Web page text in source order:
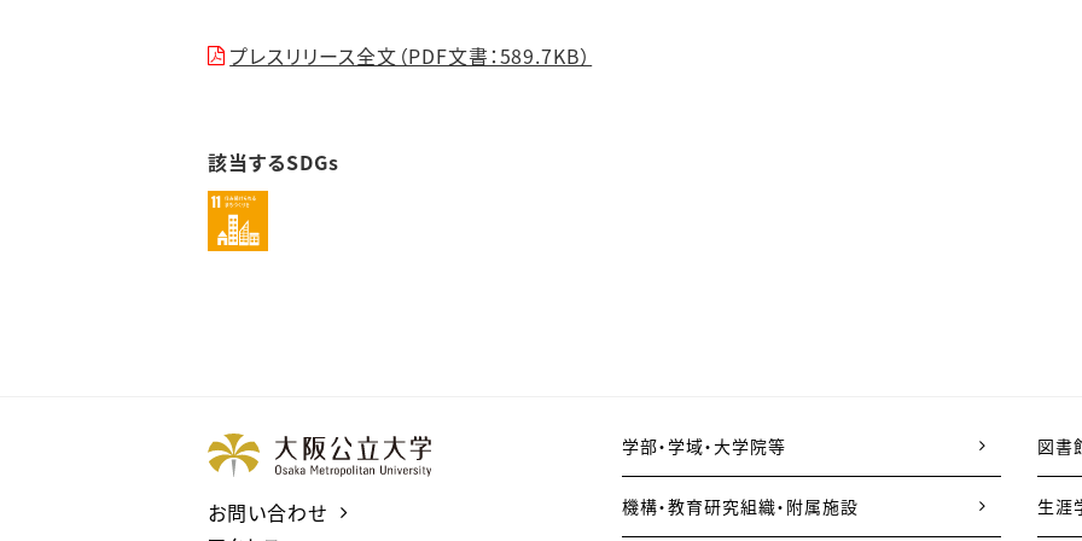
プレスリリース全文（PDF文書：589.7KB）
該当するSDGs
お問い合わせ
学部・学域・大学院等
機構・教育研究組織・附属施設
図書
生涯